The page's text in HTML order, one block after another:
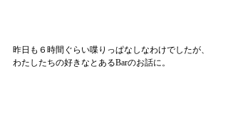
昨日も６時間ぐらい喋りっぱなしなわけでしたが、
わたしたちの好きなとあるBarのお話に。